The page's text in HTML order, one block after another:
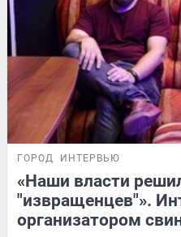
ГОРОД ИНТЕРВЬЮ
«Наши власти
"извращенцев"».
организатором